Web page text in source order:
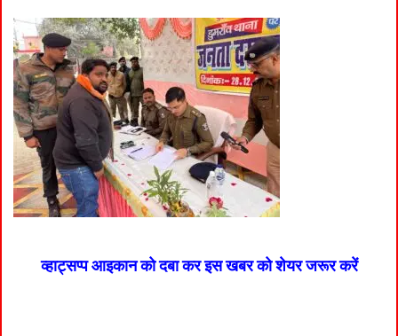
व्हाट्सप्प आइकान को दबा कर इस खबर को शेयर जरूर करें